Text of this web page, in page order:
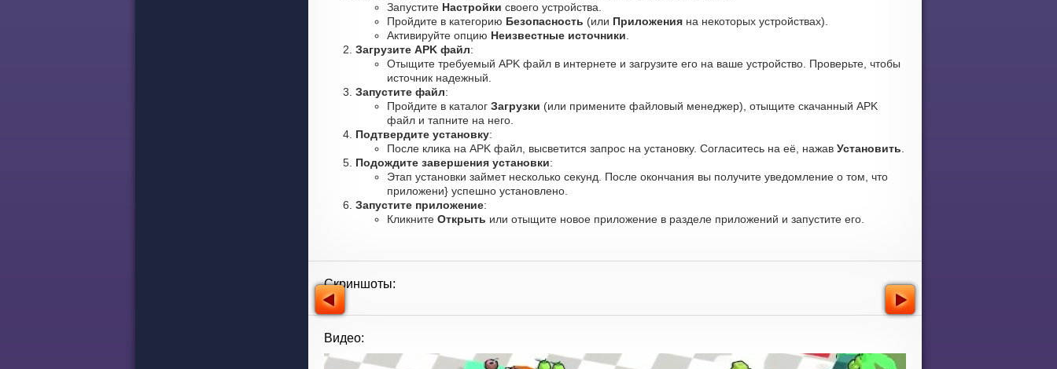
Запустите Настройки своего устройства.
Пройдите в категорию Безопасность (или Приложения на некоторых устройствах).
Активируйте опцию Неизвестные источники
Загрузите APK файл:
Отыщите требуемый APK файл в интернете и загрузите его на ваше устройство. Проверьте, чтобы
источник надежный.
Запустите файл:
Пройдите в каталог Загрузки (или примените файловый менеджер), отыщите скачанный APK
файл и тапните на него.
Подтвердите установку:
После клика на APK файл, высветится запрос на установку. Согласитесь на её, нажав Установить
Подождите завершения установки:
Этап установки займет несколько секунд. После окончания вы получите уведомление о том, что
приложени} успешно установлено.
Запустите приложение:
Кликните Открыть или отыщите новое приложение в разделе приложений и запустите его.
Скриншоты:
Видео: